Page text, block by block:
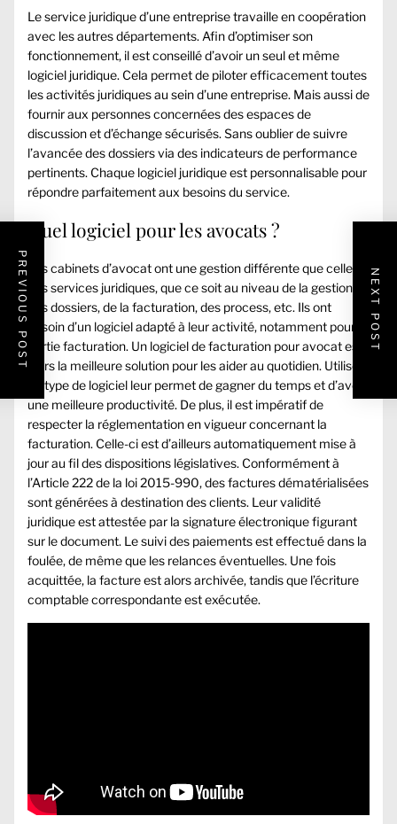
Le service juridique d’une entreprise travaille en coopération
avec les autres départements. Afin d’optimiser son
fonctionnement, il est conseillé d’avoir un seul et même
logiciel juridique. Cela permet de piloter efficacement toutes
les activités juridiques au sein d’une entreprise. Mais aussi de
fournir aux personnes concernées des espaces de
discussion et d’échange sécurisés. Sans oublier de suivre
l’avancée des dossiers via des indicateurs de performance
pertinents. Chaque logiciel juridique est personnalisable pour
répondre parfaitement aux besoins du service.
Quel logiciel pour les avocats ?
Les cabinets d’avocat ont une gestion différente que celle
des services juridiques, que ce soit au niveau de la gestion
des dossiers, de la facturation, des process, etc. Ils ont
besoin d’un logiciel adapté à leur activité, notamment pour la
partie facturation. Un logiciel de facturation pour avocatest
alors la meilleure solution pour les aider au quotidien. Utiliser
ce type de logiciel leur permet de gagner du temps et d’avoir
une meilleure productivité. De plus, il est impératif de
respecter la réglementation en vigueur concernant la
facturation. Celle-ci est d’ailleurs automatiquement mise à
jour au fil des dispositions législatives. Conformément à
l’Article 222 de la loi 2015-990, des factures dématérialisées
sont générées à destination des clients. Leur validité
juridique est attestée par la signature électronique figurant
sur le document. Le suivi des paiements est effectué dans la
foulée, de même que les relances éventuelles. Une fois
acquittée, la facture est alors archivée, tandis que l’écriture
comptable correspondante est exécutée.
PREVIOUS POST NEXT POST